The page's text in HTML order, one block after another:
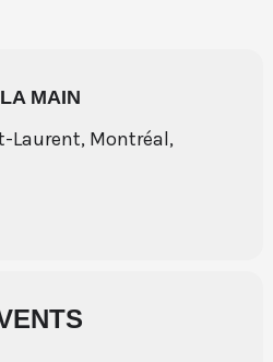
MAIN
Laurent, Montréal,